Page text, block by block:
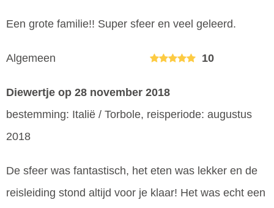
Een grote familie!! Super sfeer en veel geleerd.
Algemeen 10
Diewertje op 28 november 2018
bestemming: Italië / Torbole, reisperiode: augustus
2018
De sfeer was fantastisch, het eten was lekker en de
reisleiding stond altijd voor je klaar! Het was echt een